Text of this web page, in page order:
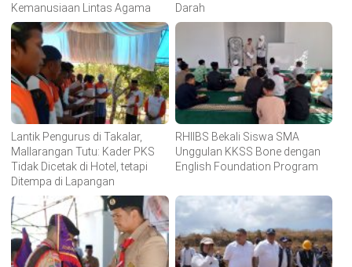
Kemanusiaan Lintas Agama
Darah
Lantik Pengurus di Takalar,
Mallarangan Tutu: Kader PKS
Tidak Dicetak di Hotel, tetapi
Ditempa di Lapangan
RHIIBS Bekali Siswa SMA
Unggulan KKSS Bone dengan
English Foundation Program